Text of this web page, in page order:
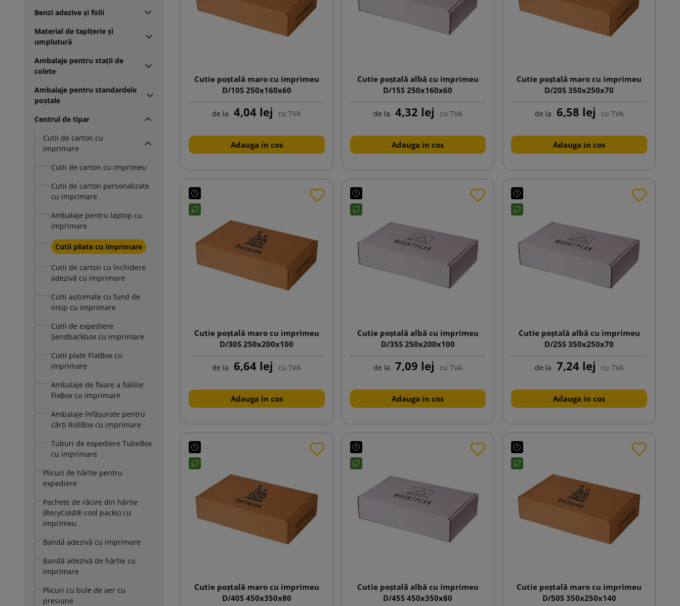
Benzi adezive și folii
Material de tapițerie și
umplutură
Ambalaje pentru stații de
colete
Ambalaje pentru standardele
poștale
Centrul de tipar
Cutii de carton cu
imprimare
Cutii de carton cu imprimeu
Cutii de carton personalizate
cu imprimare
Ambalaje pentru laptop cu
imprimare
Cutii pliate cu imprimare
Cutii de carton cu închidere
adezivă cu imprimare
Cutii automate cu fund de
nisip cu imprimare
Cutii de expediere
Sendbackbox cu imprimare
Cutii plate FlatBox cu
imprimare
Ambalaje de fixare a foliilor
FixBox cu imprimare
Ambalaje înfășurate pentru
cărți RollBox cu imprimare
Tuburi de expediere TubeBox
cu imprimare
Plicuri de hârtie pentru
expediere
Pachete de răcire din hârtie
(RecyCold® cool packs) cu
imprimeu
Bandă adezivă cu imprimare
Bandă adezivă de hârtie cu
imprimare
Plicuri cu bule de aer cu
presiune
Cutie poștală maro cu imprimeu
D/10S 250x160x60
de la 4,04 lej cu TVA
Adauga in cos
Cutie poștală albă cu imprimeu
D/15S 250x160x60
de la 4,32 lej cu TVA
Adauga in cos
Cutie poștală maro cu imprimeu
D/20S 350x250x70
de la 6,58 lej cu TVA
Adauga in cos
Cutie poștală maro cu imprimeu
D/30S 250x200x100
de la 6,64 lej cu TVA
Adauga in cos
Cutie poștală albă cu imprimeu
D/35S 250x200x100
de la 7,09 lej cu TVA
Adauga in cos
Cutie poștală albă cu imprimeu
D/25S 350x250x70
de la 7,24 lej cu TVA
Adauga in cos
Cutie poștală maro cu imprimeu
D/40S 450x350x80
Cutie poștală albă cu imprimeu
D/45S 450x350x80
Cutie poștală maro cu imprimeu
D/50S 350x250x140